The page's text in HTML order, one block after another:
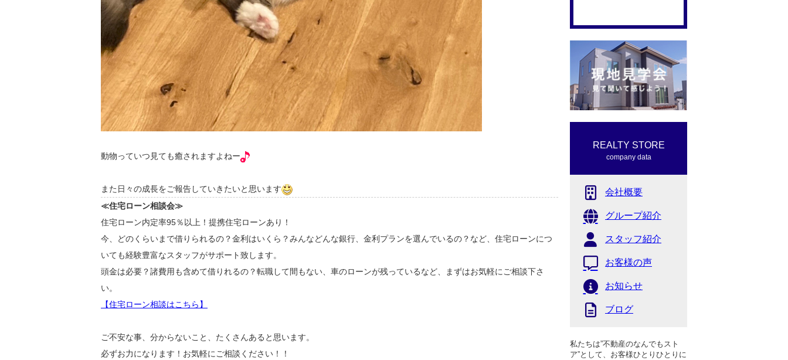
動物っていつ見ても癒されますよねー
また日々の成長をご報告していきたいと思います
≪住宅ローン相談会≫
住宅ローン内定率95％以上！提携住宅ローンあり！
今、どのくらいまで借りられるの？金利はいくら？みんなどんな銀行、金利プランを選んでいるの？など、住宅ローンにつ
いても経験豊富なスタッフがサポート致します。
頭金は必要？諸費用も含めて借りれるの？転職して間もない、車のローンが残っているなど、まずはお気軽にご相談下さ
い。
【住宅ローン相談はこちら】
ご不安な事、分からないこと、たくさんあると思います。
必ずお力になります！お気軽にご相談ください！！
REALTY STORE
company data
会社概要
グループ紹介
スタッフ紹介
お客様の声
お知らせ
ブログ
私たちは”不動産のなんでもスト
ア”として、お客様ひとりひとりに